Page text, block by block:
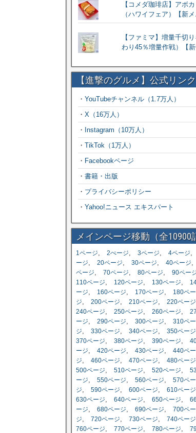
【コメダ珈琲店】アボ
（ハワイフェア）【新メ
【ファミマ】増量千切
わり45％増量作戦）【新
【進撃のグルメ】公式リン
・ YouTubeチャンネル（1.7万人）
・ X（16万人）
・ Instagram（10万人）
・ TikTok（1万人）
・ Facebookページ
・ 書籍・出版
・ プライバシーポリシー
・ Yahoo!ニュース エキスパート
メインページ移動（全10900
1ページ, 2ぺージ, 3ページ, 4ページ,
ージ, 20ページ, 30ページ, 40ページ,
ページ, 70ページ, 80ページ, 90ペー
110ページ, 120ページ, 130ページ,
ージ, 160ページ, 170ページ, 180ペ
ジ, 200ページ, 210ページ, 220ページ
240ページ, 250ページ, 260ページ,
ージ, 290ページ, 300ページ, 310ペ
ジ, 330ページ, 340ページ, 350ページ
370ページ, 380ページ, 390ページ,
ージ, 420ページ, 430ページ, 440ペ
ジ, 460ページ, 470ページ, 480ページ
500ページ, 510ページ, 520ページ,
ージ, 550ページ, 560ページ, 570ペ
ジ, 590ページ, 600ページ, 610ページ
630ページ, 640ページ, 650ページ,
ージ, 680ページ, 690ページ, 700ペ
ジ, 720ページ, 730ページ, 740ページ
760ページ, 770ページ, 780ページ,